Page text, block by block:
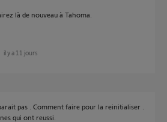
là de nouveau à Tahoma.
il y a 11 jours
pas . Comment faire pour la reinitialiser .
qui ont reussi.